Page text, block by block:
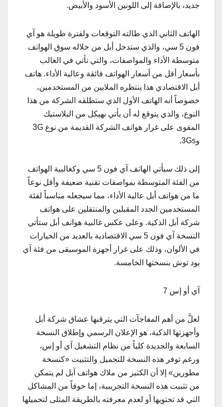
جديد، بالإضافة إلى اللونين الأسود والأبيض.
الهاتف الثاني الذي طالته التوقعات ولفترة طويلة هو آي
فون 5 سي، والذي ستدخل أبل من خلاله سوق الهواتف
متوسطة الأداء والمواصفات، والتي تأتي في الغالب
بأسعار أقل من أسعار الهواتف فائقة وعالية الأداء. هاتف
أبل الاقتصادي هذا ينتظره الملايين من المستخدمين،
خصوصاً أنه الهاتف الأول الذي ستطلقه الشركة من هذا
النوع، والذي يتوقع له أن يأتي بهيكل من البلاستيك
المقوى على غرار هواتف الشركة القديمة من نوع 3G
و3Gs.
إلى ذلك سيأتي الهاتف آي فون 5 سي وكغالبية الهواتف
من الفئة المتوسطة بمواصفات تقنية ضعيفة وأقل نوعاً
ما من هواتف أبل عالية الأداء، مما سيجعله مناسباً لفئة
المستخدمين الجدد المقبلين والمنتقلين على هواتف
شركة أبل الذكية. وعلى عكس غالبية هواتف أبل ستأتي
النسخة آي فون 5 سي الاقتصادية بالعديد من الخيارات
في الألوان، وذلك على غرار أجهزة الموسيقى من فئة آي
بود توش بنسختها الخامسة.
آي أو إس 7
لعلَّ من أهم المفاجآت التي يترقبها عشاق شركة أبل
وأجهزتها الذكية، هو الإعلان الرسمي وإطلاق النسخة
السابعة والجديدة كلياً من نظام التشغيل آي أو إس،
ورغم توفر هذه النسخة للتحميل والتثبيت «كنسخة
مطورين» إلا أن الكثير من ملاك هواتف آبل لم يتمكن
من تثبيت هذه النسخة التجريبية، إما خوفاً من المشاكل
التي قد تحتويها أو لعدم معرفته بالطريقة المثلى لتحميلها